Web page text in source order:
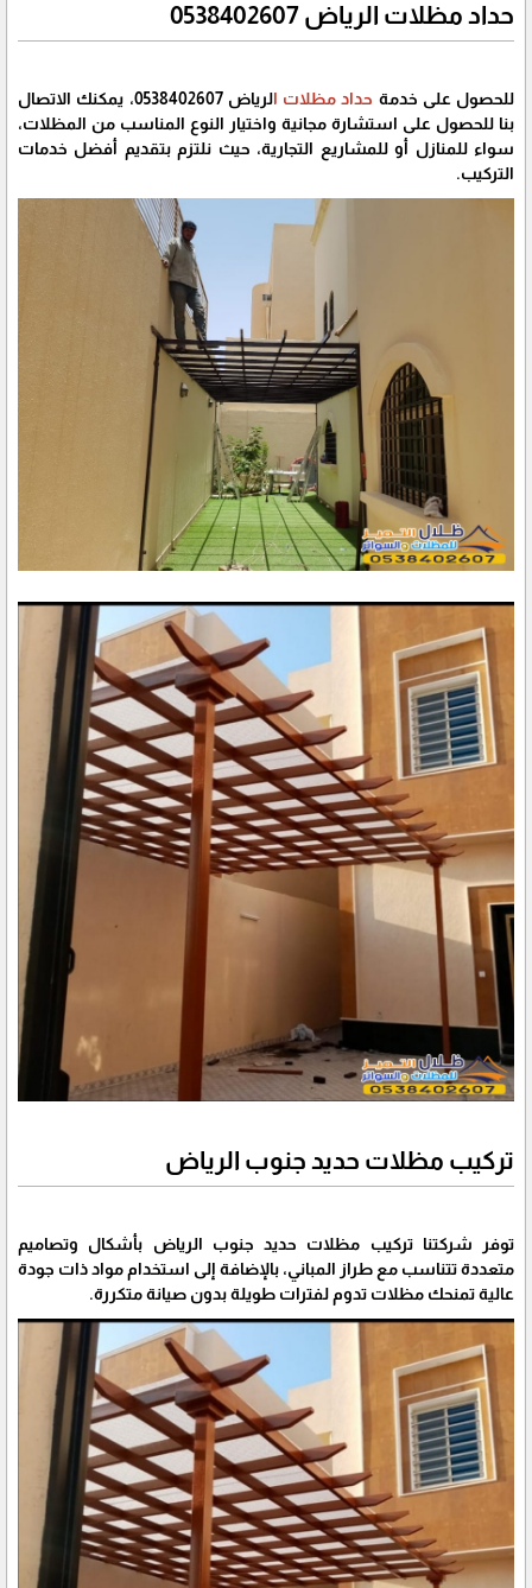
حداد مظلات الرياض 0538402607
للحصول على خدمة حداد مظلات ا
لرياض 0538402607، يمكنك الاتصال
بنا للحصول على استشارة مجانية واختيار النوع المناسب من المظلات،
سواء للمنازل أو للمشاريع التجارية، حيث نلتزم بتقديم أفضل خدمات
التركيب.
تركيب مظلات حديد جنوب الرياض
توفر شركتنا تركيب مظلات حديد جنوب الرياض بأشكال وتصاميم
متعددة تتناسب مع طراز المباني، بالإضافة إلى استخدام مواد ذات جودة
عالية تمنحك مظلات تدوم لفترات طويلة بدون صيانة متكررة.